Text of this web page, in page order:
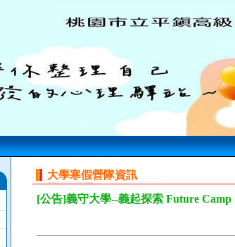
大學寒假營隊資訊
[公告]義守大學--義起探索 Future Camp